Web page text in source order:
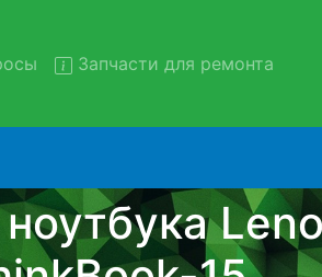
Запчасти для ремонта
Lenovo
в сервис